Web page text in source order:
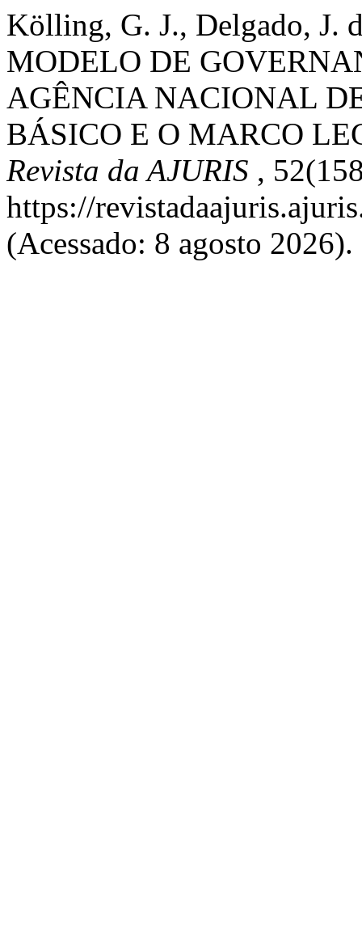
Kölling, G. J., Delgado, J.
MODELO DE
AGÊNCIA NACIONAL
BÁSICO E O MARCO
Revista da AJURIS ,
https://
(Acessado: 8 agosto 2026).